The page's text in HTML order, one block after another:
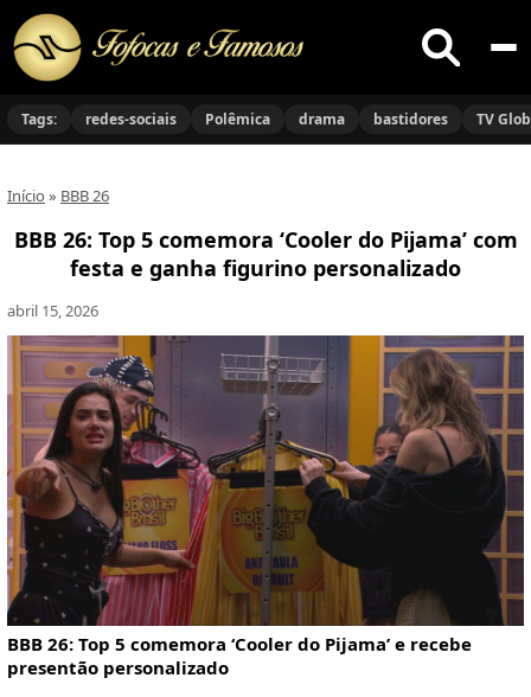
Buscar
no
Tags: redes-sociais Polêmica drama bastidores TV
Início » BBB 26
BBB 26: Top 5 comemora ‘Cooler do Pijama’ com
festa e ganha figurino personalizado
abril 15, 2026
BBB 26: Top 5 comemora ‘Cooler do Pijama’ e recebe
presentão personalizado